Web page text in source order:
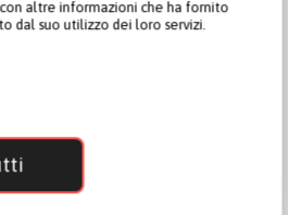
altre informazioni che ha fornito
dal suo utilizzo dei loro servizi.